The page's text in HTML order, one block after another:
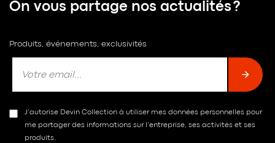
On vous partage nos actualités ?
Produits, événements, exclusivités
J’autorise Devin Collection à utiliser mes données personnelles pour
me partager des informations sur l’entreprise, ses activités et ses
produits.